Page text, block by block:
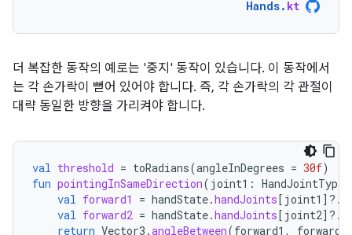
Hands. kt
더 복잡한 동작의 예로는 '중지' 동작이 있습니다. 이 동작에서
는 각 손가락이 뻗어 있어야 합니다. 즉, 각 손가락의 각 관절이
대략 동일한 방향을 가리켜야 합니다.
val threshold = toRadians(angleInDegrees = 30f)
fun pointingInSameDirection( joint1 : HandJointType
val forward1 = handState.handJoints [ joint1 ]?.
val forward2 = handState.handJoints [ joint2]?.
return Vector3 .angleBetween(forward1 , forward2